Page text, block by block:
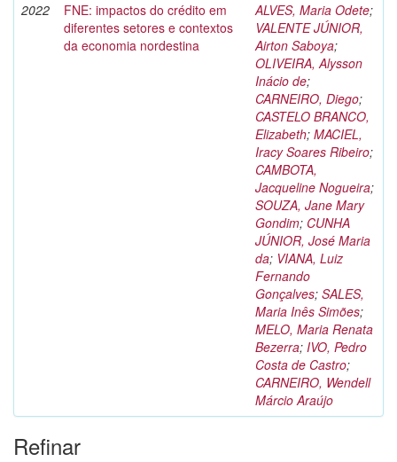
2022
FNE: impactos do crédito em
diferentes setores e contextos
da economia nordestina
ALVES, Maria Odete;
VALENTE JÚNIOR,
Airton Saboya;
OLIVEIRA, Alysson
Inácio de;
CARNEIRO, Diego;
CASTELO BRANCO,
Elizabeth; MACIEL,
Iracy Soares Ribeiro;
CAMBOTA,
Jacqueline Nogueira;
SOUZA, Jane Mary
Gondim; CUNHA
JÚNIOR, José Maria
da; VIANA, Luiz
Fernando
Gonçalves; SALES,
Maria Inês Simões;
MELO, Maria Renata
Bezerra; IVO, Pedro
Costa de Castro;
CARNEIRO, Wendell
Márcio Araújo
Refinar